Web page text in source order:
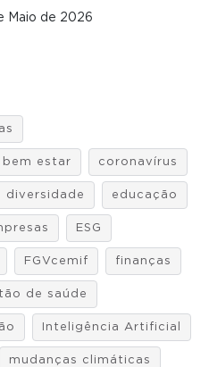
Maio de 2026
bem estar coronavírus
diversidade educação
ESG
FGVcemif finanças
de saúde
Inteligência Artificial
mudanças climáticas